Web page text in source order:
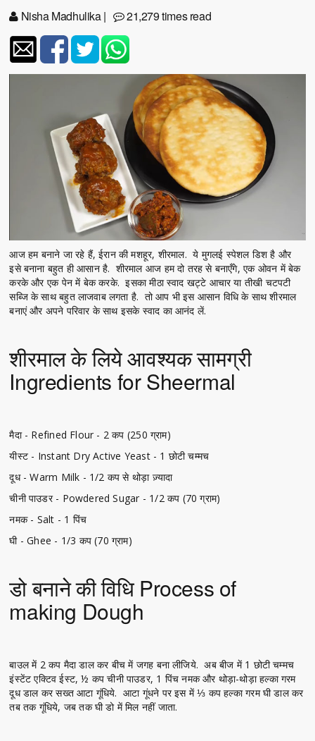
Nisha Madhulika| 21,279 times read
आज हम बनाने जा रहे हैं, ईरान की मशहूर, शीरमाल. ये मुगलई स्पेशल डिश है और
इसे बनाना बहुत ही आसान है. शीरमाल आज हम दो तरह से बनाएँगे, एक ओवन में बेक
करके और एक पेन में बेक करके. इसका मीठा स्वाद खट्टे आचार या तीखी चटपटी
सब्जि के साथ बहुत लाजवाब लगता है. तो आप भी इस आसान विधि के साथ शीरमाल
बनाएं और अपने परिवार के साथ इसके स्वाद का आनंद लें.
शीरमाल के लिये आवश्यक सामग्री
Ingredients for Sheermal
मैदा - Refined Flour - 2 कप (250 ग्राम)
यीस्ट - Instant Dry Active Yeast - 1 छोटी चम्मच
दूध - Warm Milk - 1/2 कप से थोड़ा ज़्यादा
चीनी पाउडर - Powdered Sugar - 1/2 कप (70 ग्राम)
नमक - Salt - 1 पिंच
घी - Ghee - 1/3 कप (70 ग्राम)
डो बनाने की विधि Process of
making Dough
बाउल में 2 कप मैदा डाल कर बीच में जगह बना लीजिये. अब बीज में 1 छोटी चम्मच
इंस्टेंट एक्टिव ईस्ट, ½ कप चीनी पाउडर, 1 पिंच नमक और थोड़ा-थोड़ा हल्का गरम
दूध डाल कर सख्त आटा गूंधिये. आटा गूंधने पर इस में ⅓ कप हल्का गरम घी डाल कर
तब तक गूंधिये, जब तक घी डो में मिल नहीं जाता.